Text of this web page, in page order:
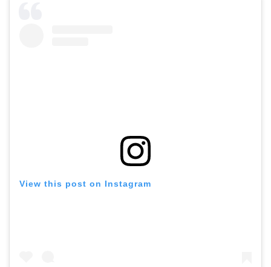
View this post on Instagram